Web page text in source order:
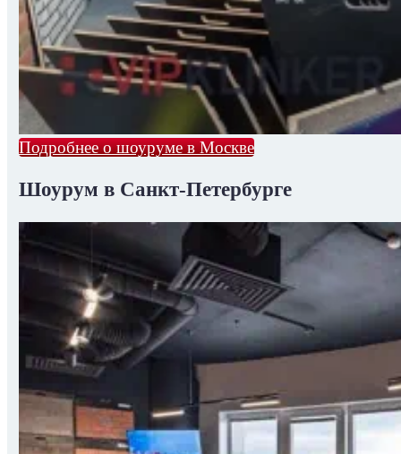
Подробнее о шоуруме в Москве
Шоурум в Санкт-Петербурге